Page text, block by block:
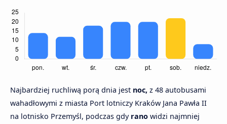
Najbardziej ruchliwą porą dnia jest noc, z 48 autobusami
wahadłowymi z miasta Port lotniczy Kraków Jana Pawła II
na lotnisko Przemyśl, podczas gdy rano widzi najmniej